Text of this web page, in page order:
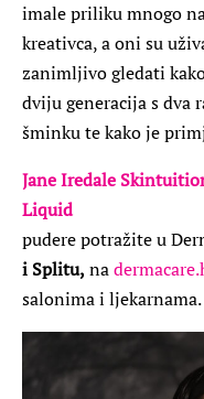
imale priliku mnogo
kreativca, a oni su
zanimljivo gledati
dviju generacija s
šminku te kako je
Jane Iredale
Liquid
pudere potražite u
i Splitu, na
salonima i ljekarnama.